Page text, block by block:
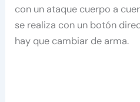
con un ataque cuerpo a
se realiza con un botón
hay que cambiar de arma.